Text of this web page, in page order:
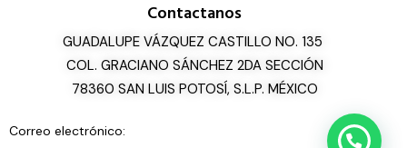
Contactanos
GUADALUPE VÁZQUEZ CASTILLO NO. 135
COL. GRACIANO SÁNCHEZ 2DA SECCIÓN
78360 SAN LUIS POTOSÍ, S.L.P. MÉXICO
Correo electrónico: